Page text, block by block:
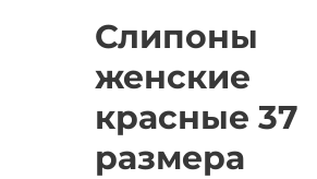
Слипоны
женские
красные 37
размера